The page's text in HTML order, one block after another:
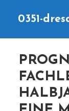
0351-